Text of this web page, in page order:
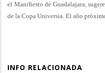
el Manifiesto de Guadalajara,
de la Copa Universia. El año
INFO RELACIONADA